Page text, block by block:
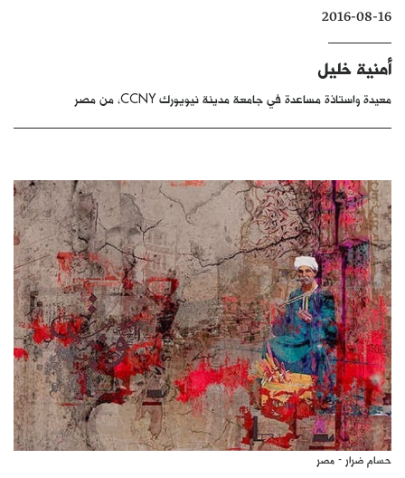
2016-08-16
أمنية خليل
معيدة واستاذة مساعدة في جامعة مدينة نيويورك CCNY، من مصر
حسام ضرار - مصر